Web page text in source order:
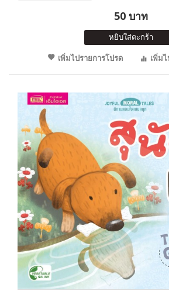
50 บาท
หยิบใส่ตะกร้า
เพิ่มไปรายการโปรด
เพิ่ม